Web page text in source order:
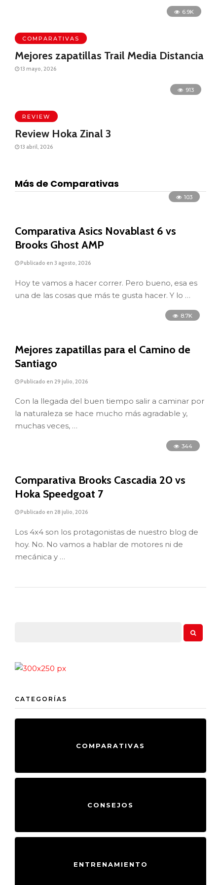
6.9K
COMPARATIVAS
Mejores zapatillas Trail Media Distancia
13 mayo, 2026
913
REVIEW
Review Hoka Zinal 3
13 abril, 2026
Más de Comparativas
103
Comparativa Asics Novablast 6 vs
Brooks Ghost AMP
Publicado en 3 agosto, 2026
Hoy te vamos a hacer correr. Pero bueno, esa es
una de las cosas que más te gusta hacer. Y lo …
8.7K
Mejores zapatillas para el Camino de
Santiago
Publicado en 29 julio, 2026
Con la llegada del buen tiempo salir a caminar por
la naturaleza se hace mucho más agradable y,
muchas veces, …
344
Comparativa Brooks Cascadia 20 vs
Hoka Speedgoat 7
Publicado en 28 julio, 2026
Los 4x4 son los protagonistas de nuestro blog de
hoy. No. No vamos a hablar de motores ni de
mecánica y …
CATEGORÍAS
COMPARATIVAS
CONSEJOS
ENTRENAMIENTO